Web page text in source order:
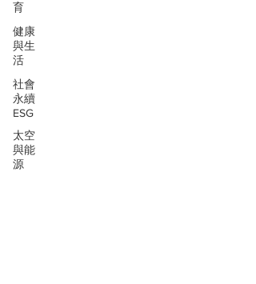
育
健康
與生
活
社會
永續
ESG
太空
與能
源